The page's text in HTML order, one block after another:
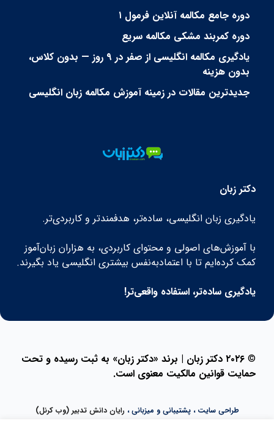
دوره جامع مکالمه آنلاین فرمول ۱
دوره کمربند مشکی مکالمه سریع
یادگیری مکالمه انگلیسی از صفر در ۹ روز — بدون کلاس،
بدون هزینه
جدیدترین مقالات در زمینه آموزش مکالمه زبان انگلیسی
دکتر زبان
یادگیری زبان انگلیسی، ساده‌تر، هدفمندتر و کاربردی‌تر.
با آموزش‌های اصولی و محتوای کاربردی، به هزاران زبان‌آموز
کمک کرده‌ایم تا با اعتمادبه‌نفس بیشتری انگلیسی یاد بگیرند.
یادگیری ساده‌تر، استفاده واقعی‌تر!
©
۲۰۲۶ دکتر زبان | برند «دکتر زبان» به ثبت رسیده و تحت
حمایت قوانین مالکیت معنوی است.
طراحی سایت ، پشتیبانی و میزبانی ، رایان دانش تدبیر (وب کرنل)